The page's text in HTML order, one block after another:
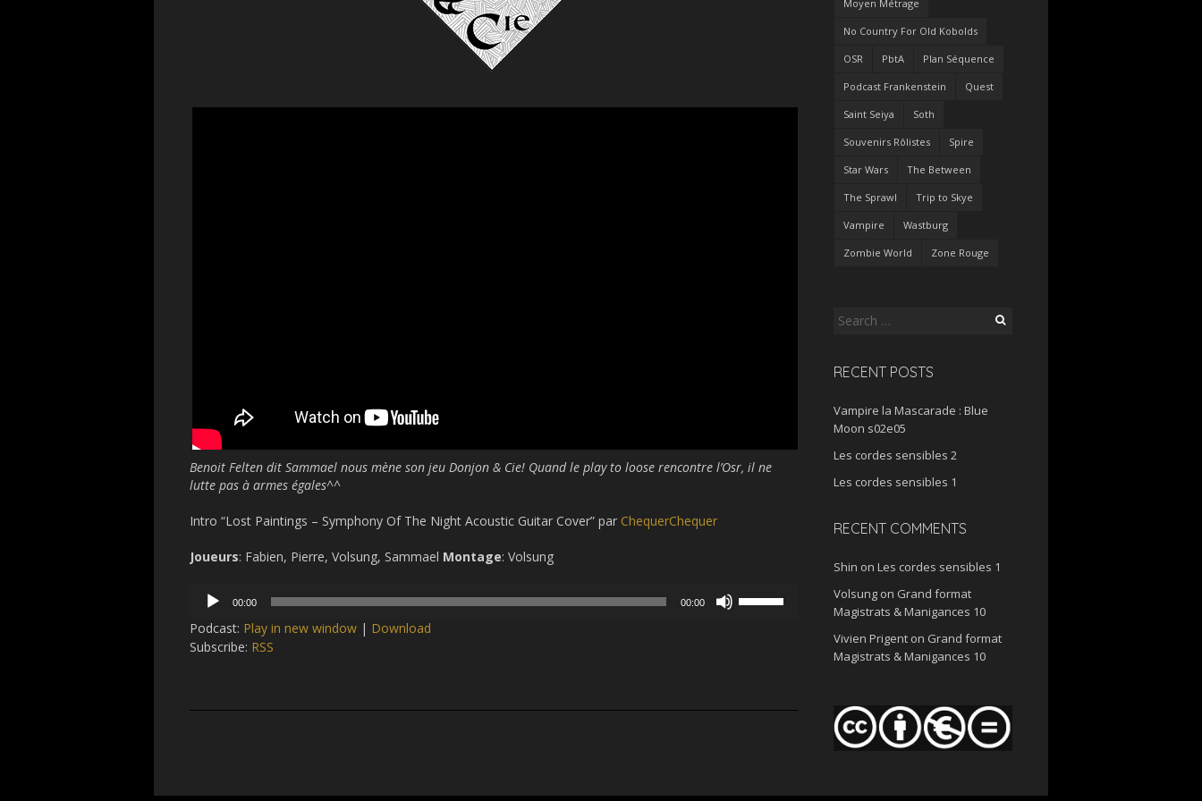
Benoit Felten dit Sammael nous mène son jeu Donjon & Cie! Quand le play to loose rencontre l’Osr, il ne
lutte pas à armes égales^^
Intro “Lost Paintings – Symphony Of The Night Acoustic Guitar Cover” par ChequerChequer
Joueurs: Fabien, Pierre, Volsung, Sammael Montage: Volsung
Audio
Player
00:00 00:00
Up/Down
Podcast: Play in new window | Download
Subscribe: RSS
Moyen Métrage
No Country For Old Kobolds
OSR PbtA Plan Séquence
Podcast Frankenstein Quest
Saint Seiya Soth
Souvenirs Rôlistes Spire
Star Wars The Between
The Sprawl Trip to Skye
Vampire Wastburg
Zombie World Zone Rouge
Search
RECENT POSTS
Vampire la Mascarade : Blue
Moon s02e05
Les cordes sensibles 2
Les cordes sensibles 1
RECENT COMMENTS
Shin on Les cordes sensibles 1
Volsung on Grand format
Magistrats & Manigances 10
Vivien Prigent on Grand format
Magistrats & Manigances 10